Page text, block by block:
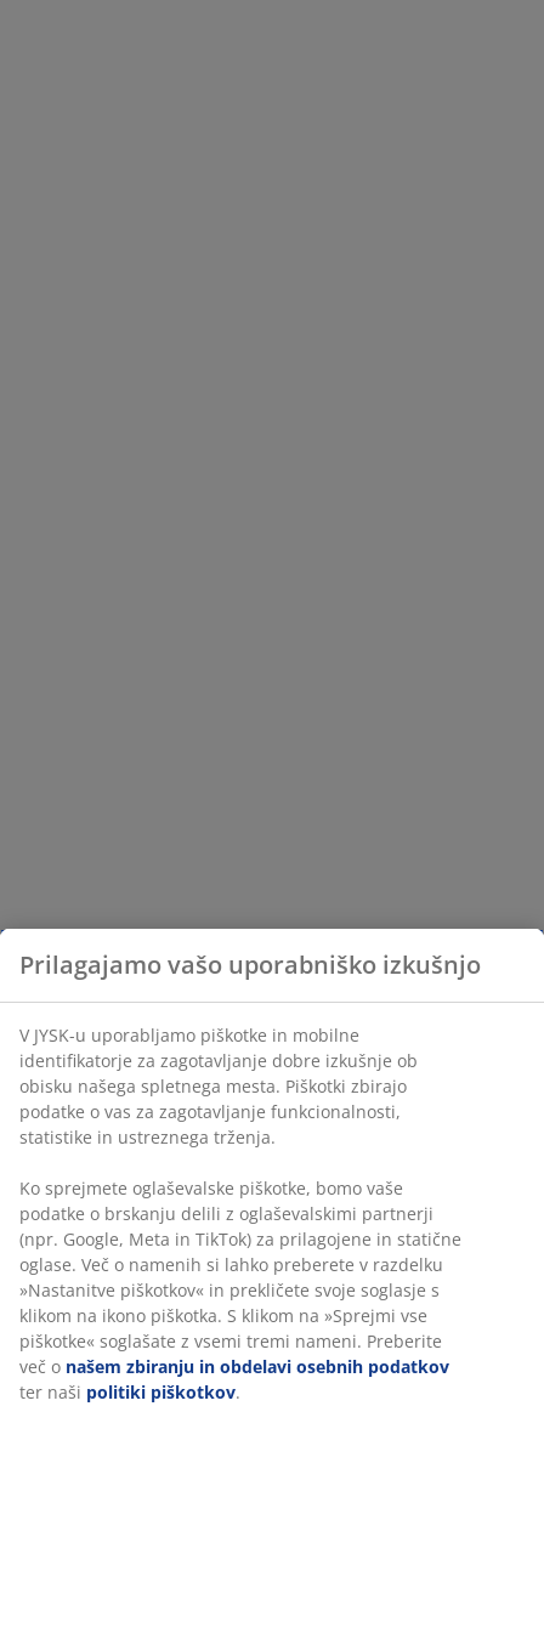
Prilagajamo vašo uporabniško izkušnjo
V JYSK-u uporabljamo piškotke in mobilne
identifikatorje za zagotavljanje dobre izkušnje ob
obisku našega spletnega mesta. Piškotki zbirajo
podatke o vas za zagotavljanje funkcionalnosti,
statistike in ustreznega trženja.
Ko sprejmete oglaševalske piškotke, bomo vaše
podatke o brskanju delili z oglaševalskimi partnerji
(npr. Google, Meta in TikTok) za prilagojene in statične
oglase. Več o namenih si lahko preberete v razdelku
»Nastanitve piškotkov« in prekličete svoje soglasje s
klikom na ikono piškotka. S klikom na »Sprejmi vse
piškotke« soglašate z vsemi tremi nameni. Preberite
več o našem zbiranju in obdelavi osebnih podatkov
ter naši politiki piškotkov.